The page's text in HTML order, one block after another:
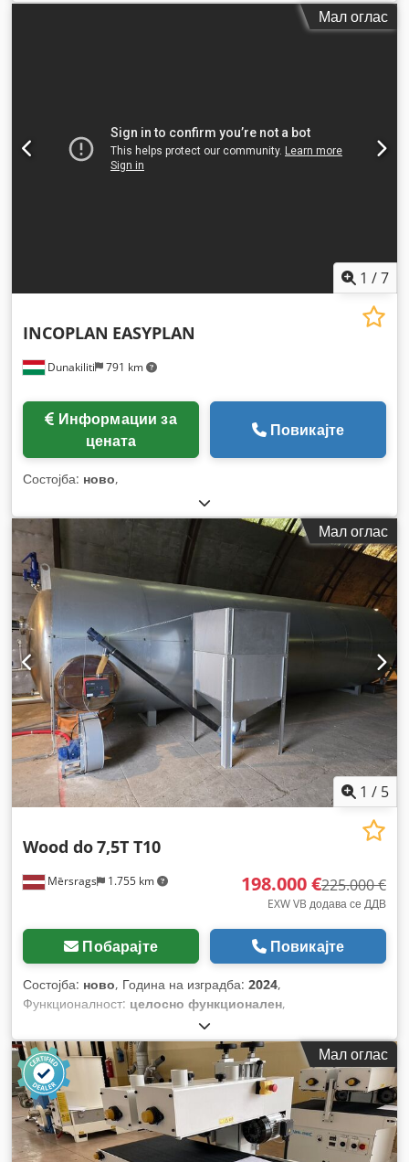
Мал оглас
1 /7
Dunakiliti 791 km
INCOPLAN EASYPLAN
цената
Повикајте
Состојба: ново,
Мал оглас
1 / 5
Mērsrags 1.755 km
Wood do7,5T T10
198.000 €225.000 €
EXW VB додава се ДДВ
Побарајте Повикајте
Состојба: ново, Година на изградба: 2024,
Функционалност: целосно функционален,
Мал оглас